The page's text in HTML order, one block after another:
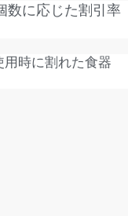
数に応じた割引率
時に割れた食器